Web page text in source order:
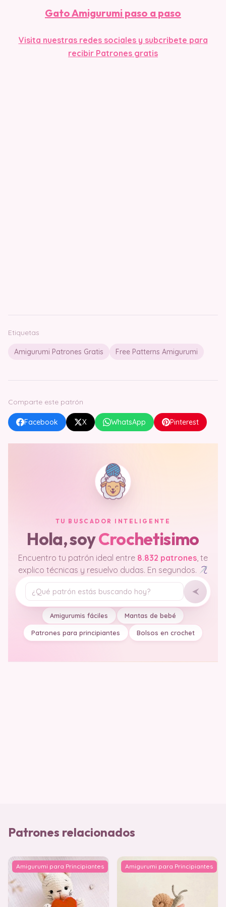
Gato Amigurumi paso a paso
Visita nuestras redes sociales y subcribete para
recibir Patrones gratis
Etiquetas
Amigurumi Patrones Gratis Free Patterns Amigurumi
Comparte este patrón
Facebook X WhatsApp Pinterest
TU BUSCADOR INTELIGENTE
Hola, soyCrochetisimo
Encuentro tu patrón ideal entre 8.832 patrones, te
explico técnicas y resuelvo dudas. En segundos.
Tu pregunta
Amigurumis fáciles Mantas de bebé
Patrones para principiantes Bolsos en crochet
Patrones relacionados
Amigurumi para Principiantes Amigurumi para Principiantes